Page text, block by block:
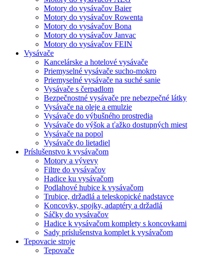
Motory do vysávačov Baier
Motory do vysávačov Rowenta
Motory do vysávačov Bona
Motory do vysávačov Janvac
Motory do vysávačov FEIN
Vysávače
Kancelárske a hotelové vysávače
Priemyselné vysávače sucho-mokro
Priemyselné vysávače na suché sanie
Vysávače s čerpadlom
Bezpečnostné vysávače pre nebezpečné látky
Vysávače na oleje a emulzie
Vysávače do výbušného prostredia
Vysávače do výšok a ťažko dostupných miest
Vysávače na popol
Vysávače do lietadiel
Príslušenstvo k vysávačom
Motory a vývevy
Filtre do vysávačov
Hadice ku vysávačom
Podlahové hubice k vysávačom
Trubice, držadlá a teleskopické nadstavce
Koncovky, spojky, adaptéry a držadlá
Sáčky do vysávačov
Hadice k vysávačom komplety s koncovkami
Sady príslušenstva komplet k vysávačom
Tepovacie stroje
Tepovače